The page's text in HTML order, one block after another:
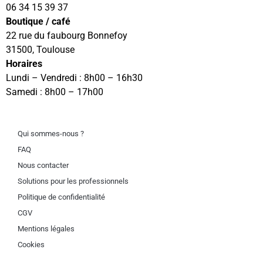
06 34 15 39 37
Boutique / café
22 rue du faubourg Bonnefoy
31500, Toulouse
Horaires
Lundi – Vendredi : 8h00 – 16h30
Samedi : 8h00 – 17h00
Qui sommes-nous ?
FAQ
Nous contacter
Solutions pour les professionnels
Politique de confidentialité
CGV
Mentions légales
Cookies